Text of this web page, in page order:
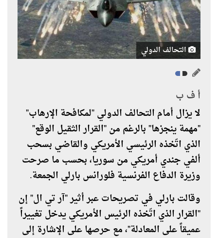
التحالف الدولي
أ ف ب
لا يزال أمام التحالف الدولي "لمكافحة الإرهاب"
"مهمة ينجزها" بالرغم من "القرار الثقيل الوقع"
الذي اتّخذه الرئيسي الأمريكي والقاضي بسحب
ألفي جندي أمريكي من سوريا، بحسب ما صرحت
وزيرة الدفاع الفرنسية فلورانس بارلي الجمعة.
وقالت بارلي في تصريحات عبر أثير "آر تي ال" إن
"القرار الذي اتّخذه الرئيس الأمريكي يدخل تغييراً
عميقاً على المعادلة"، مع حرصها على الإشارة إلى